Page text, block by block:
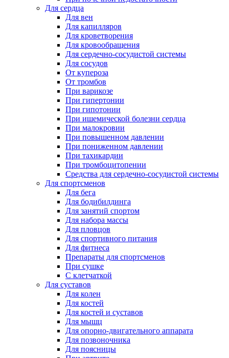
Для сердца
Для вен
Для капилляров
Для кроветворения
Для кровообращения
Для сердечно-сосудистой системы
Для сосудов
От купероза
От тромбов
При варикозе
При гипертонии
При гипотонии
При ишемической болезни сердца
При малокровии
При повышенном давлении
При пониженном давлении
При тахикардии
При тромбоцитопении
Средства для сердечно-сосудистой системы
Для спортсменов
Для бега
Для бодибилдинга
Для занятий спортом
Для набора массы
Для пловцов
Для спортивного питания
Для фитнеса
Препараты для спортсменов
При сушке
С клетчаткой
Для суставов
Для колен
Для костей
Для костей и суставов
Для мышц
Для опорно-двигательного аппарата
Для позвоночника
Для поясницы